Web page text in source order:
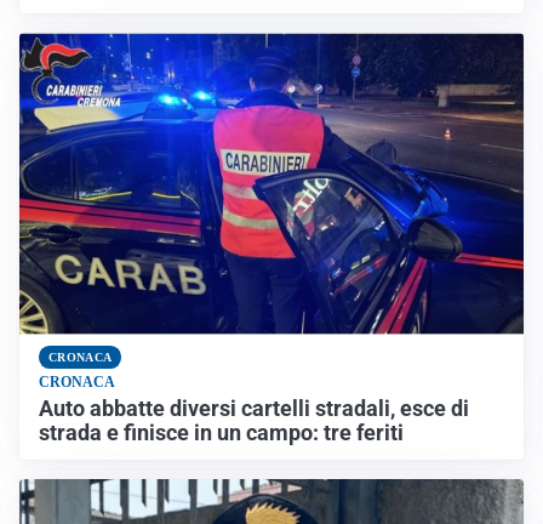
CRONACA
CRONACA
Auto abbatte diversi cartelli stradali, esce di
strada e finisce in un campo: tre feriti